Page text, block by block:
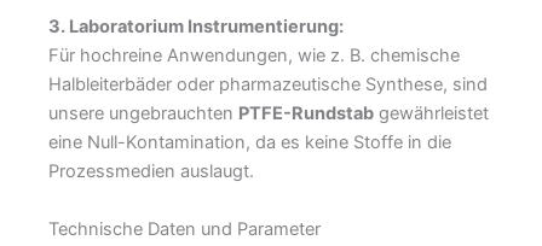
3. Laboratorium Instrumentierung:
Für hochreine Anwendungen, wie z. B. chemische
Halbleiterbäder oder pharmazeutische Synthese, sind
unsere ungebrauchten PTFE-Rundstab gewährleistet
eine Null-Kontamination, da es keine Stoffe in die
Prozessmedien auslaugt.
Technische Daten und Parameter